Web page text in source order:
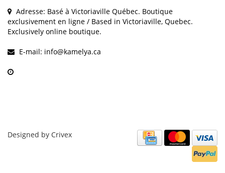
Adresse: Basé à Victoriaville Québec. Boutique
exclusivement en ligne / Based in Victoriaville, Quebec.
Exclusively online boutique.
E-mail: info@kamelya.ca
Designed by Crivex